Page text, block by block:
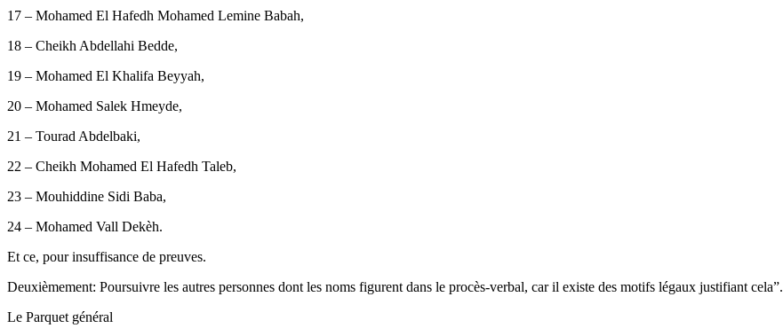
17 – Mohamed El Hafedh Mohamed Lemine Babah,
18 – Cheikh Abdellahi Bedde,
19 – Mohamed El Khalifa Beyyah,
20 – Mohamed Salek Hmeyde,
21 – Tourad Abdelbaki,
22 – Cheikh Mohamed El Hafedh Taleb,
23 – Mouhiddine Sidi Baba,
24 – Mohamed Vall Dekèh.
Et ce, pour insuffisance de preuves.
Deuxièmement: Poursuivre les autres personnes dont les noms figurent dans le procès-verbal, car il existe des motifs légaux justifiant cela”.
Le Parquet général